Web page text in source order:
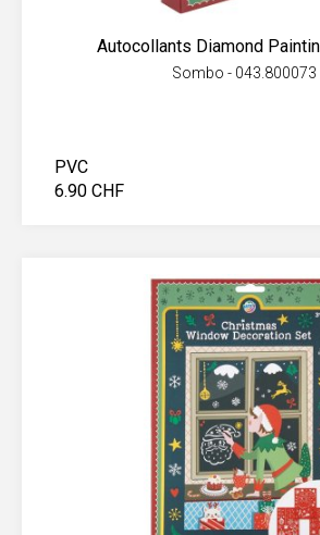
Autocollants Diamond
Sombo - 043.800073
PVC
6.90 CHF